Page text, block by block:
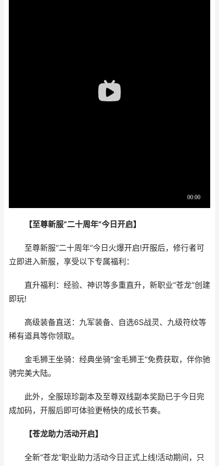
【至尊新服“二十周年”今日开启】
至尊新服“二十周年”今日火爆开启!开服后，修行者可
立即进入新服，享受以下专属福利：
直升福利：经验、神识等多重直升，新职业“苍龙”创建
即玩!
高级装备直送：九军装备、自选6S战灵、九级符纹等
稀有道具等你领取。
金毛狮王坐骑：经典坐骑“金毛狮王”免费获取，伴你驰
骋完美大陆。
此外，全服琼珍副本及至尊双线副本奖励已于今日完
成加码，开服后即可体验更畅快的成长节奏。
【苍龙助力活动开启】
全新“苍龙”职业助力活动今日正式上线!活动期间，只